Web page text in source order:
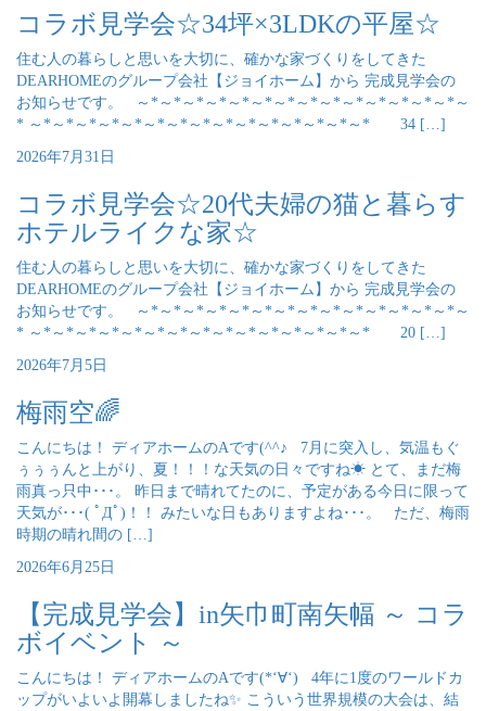
コラボ見学会☆34坪×3LDKの平屋☆
住む人の暮らしと思いを大切に、確かな家づくりをしてきた
DEARHOMEのグループ会社【ジョイホーム】から 完成見学会の
お知らせです。 ～*～*～*～*～*～*～*～*～*～*～*～*～*～*～
* ～*～*～*～*～*～*～*～*～*～*～*～*～*～*～* 34 […]
2026年7月31日
コラボ見学会☆20代夫婦の猫と暮らす
ホテルライクな家☆
住む人の暮らしと思いを大切に、確かな家づくりをしてきた
DEARHOMEのグループ会社【ジョイホーム】から 完成見学会の
お知らせです。 ～*～*～*～*～*～*～*～*～*～*～*～*～*～*～
* ～*～*～*～*～*～*～*～*～*～*～*～*～*～*～* 20 […]
2026年7月5日
梅雨空🌈
こんにちは！ ディアホームのAです(^^♪ 7月に突入し、気温もぐ
ぅぅぅんと上がり、夏！！！な天気の日々ですね☀ とて、まだ梅
雨真っ只中･･･。 昨日まで晴れてたのに、予定がある今日に限って
天気が･･･( ﾟДﾟ)！！ みたいな日もありますよね･･･。 ただ、梅雨
時期の晴れ間の […]
2026年6月25日
【完成見学会】in矢巾町南矢幅 ～ コラ
ボイベント ～
こんにちは！ ディアホームのAです(*‘∀‘) 4年に1度のワールドカ
ップがいよいよ開幕しましたね✨ こういう世界規模の大会は、結